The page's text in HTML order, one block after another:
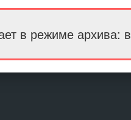
в режиме архива: